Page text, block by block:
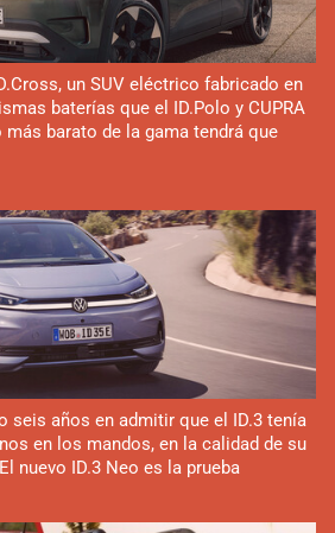
un SUV eléctrico fabricado en
baterías que el ID.Polo y CUPRA
más barato de la gama tendrá que
seis años en admitir que el ID.3 tenía
en los mandos, en la calidad de su
nuevo ID.3 Neo es la prueba